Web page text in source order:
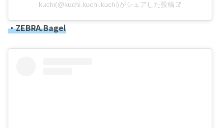
kuchi(@kuchi.kuchi.kuchi)がシェアした投稿
・ZEBRA.Bagel